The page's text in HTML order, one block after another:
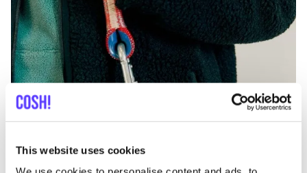
This website uses cookies